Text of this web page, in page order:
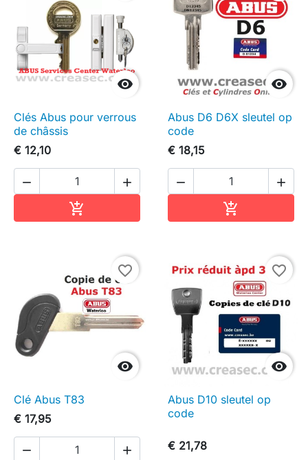

Clés Abus pour verrous
de châssis
€ 12,10
 


Abus D6 D6X sleutel op
code
€ 18,15
 


favorite_border
Clé Abus T83
€ 17,95
 

favorite_border
Abus D10 sleutel op
code
€ 21,78